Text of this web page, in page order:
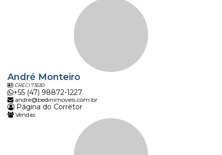
André Monteiro
CRECI73530
+55 (47) 98872-1227
andre@bedinimoveis.com.br
Página do Corretor
Vendas